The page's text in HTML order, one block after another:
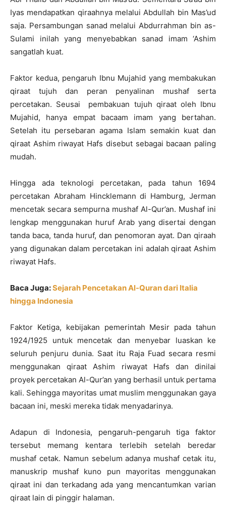
Iyas mendapatkan qiraahnya melalui Abdullah bin Mas’ud
saja. Persambungan sanad melalui Abdurrahman bin as-
Sulami inilah yang menyebabkan sanad imam ‘Ashim
sangatlah kuat.
Faktor kedua, pengaruh Ibnu Mujahid yang membakukan
qiraat tujuh dan peran penyalinan mushaf serta
percetakan. Seusai pembakuan tujuh qiraat oleh Ibnu
Mujahid, hanya empat bacaam imam yang bertahan.
Setelah itu persebaran agama Islam semakin kuat dan
qiraat Ashim riwayat Hafs disebut sebagai bacaan paling
mudah.
Hingga ada teknologi percetakan, pada tahun 1694
percetakan Abraham Hincklemann di Hamburg, Jerman
mencetak secara sempurna mushaf Al-Qur’an. Mushaf ini
lengkap menggunakan huruf Arab yang disertai dengan
tanda baca, tanda huruf, dan penomoran ayat. Dan qiraah
yang digunakan dalam percetakan ini adalah qiraat Ashim
riwayat Hafs.
Baca Juga:Sejarah Pencetakan Al-Quran dari Italia
hingga Indonesia
Faktor Ketiga, kebijakan pemerintah Mesir pada tahun
1924/1925 untuk mencetak dan menyebar luaskan ke
seluruh penjuru dunia. Saat itu Raja Fuad secara resmi
menggunakan qiraat Ashim riwayat Hafs dan dinilai
proyek percetakan Al-Qur’an yang berhasil untuk pertama
kali. Sehingga mayoritas umat muslim menggunakan gaya
bacaan ini, meski mereka tidak menyadarinya.
Adapun di Indonesia, pengaruh-pengaruh tiga faktor
tersebut memang kentara terlebih setelah beredar
mushaf cetak. Namun sebelum adanya mushaf cetak itu,
manuskrip mushaf kuno pun mayoritas menggunakan
qiraat ini dan terkadang ada yang mencantumkan varian
qiraat lain di pinggir halaman.